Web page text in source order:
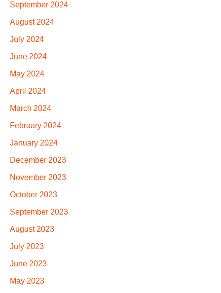
September 2024
August 2024
July 2024
June 2024
May 2024
April 2024
March 2024
February 2024
January 2024
December 2023
November 2023
October 2023
September 2023
August 2023
July 2023
June 2023
May 2023